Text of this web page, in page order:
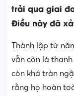
trải qua giai
Điều này đã
Thành lập từ
vẫn còn là
còn khá tràn
rằng họ hoàn